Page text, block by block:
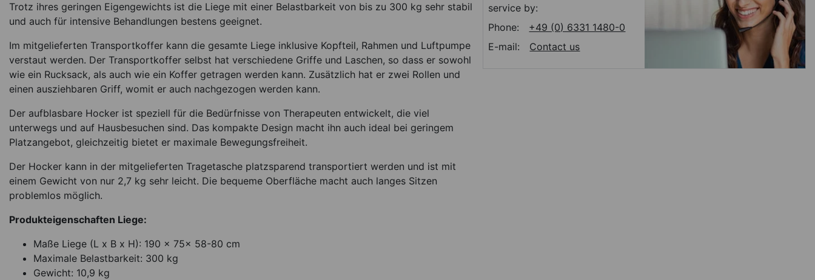
Trotz ihres geringen Eigengewichts ist die Liege mit einer Belastbarkeit von bis zu 300 kg sehr stabil
und auch für intensive Behandlungen bestens geeignet.
Im mitgelieferten Transportkoffer kann die gesamte Liege inklusive Kopfteil, Rahmen und Luftpumpe
verstaut werden. Der Transportkoffer selbst hat verschiedene Griffe und Laschen, so dass er sowohl
wie ein Rucksack, als auch wie ein Koffer getragen werden kann. Zusätzlich hat er zwei Rollen und
einen ausziehbaren Griff, womit er auch nachgezogen werden kann.
Der aufblasbare Hocker ist speziell für die Bedürfnisse von Therapeuten entwickelt, die viel
unterwegs und auf Hausbesuchen sind. Das kompakte Design macht ihn auch ideal bei geringem
Platzangebot, gleichzeitig bietet er maximale Bewegungsfreiheit.
Der Hocker kann in der mitgelieferten Tragetasche platzsparend transportiert werden und ist mit
einem Gewicht von nur 2,7 kg sehr leicht. Die bequeme Oberfläche macht auch langes Sitzen
problemlos möglich.
Produkteigenschaften Liege:
Maße Liege (L x B x H): 190 x 75x 58-80 cm
Maximale Belastbarkeit: 300 kg
Gewicht: 10,9 kg
service by:
Phone:
+49 (0) 6331 1480-0
E-mail:
Contact us